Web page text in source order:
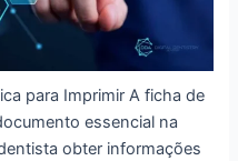
para Imprimir A ficha de
essencial na
obter informações